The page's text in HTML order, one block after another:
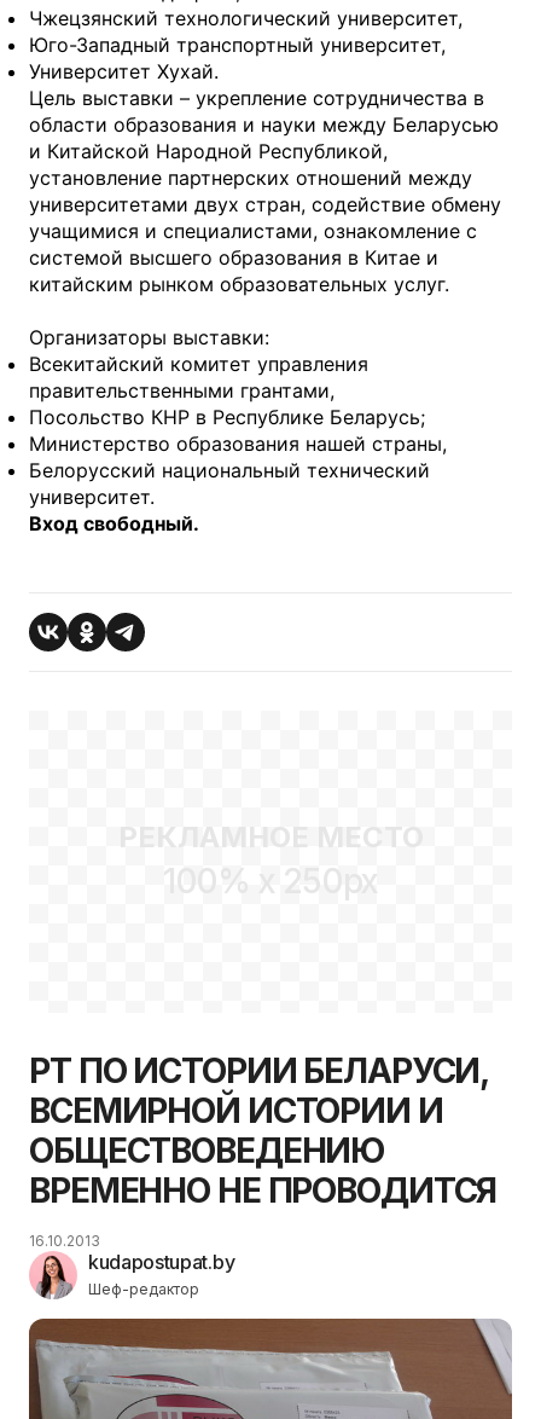
Чжецзянский технологический университет,
Юго-Западный транспортный университет,
Университет Хухай.
Цель выставки – укрепление сотрудничества в
области образования и науки между Беларусью
и Китайской Народной Республикой,
установление партнерских отношений между
университетами двух стран, содействие обмену
учащимися и специалистами, ознакомление с
системой высшего образования в Китае и
китайским рынком образовательных услуг.
Организаторы выставки:
Всекитайский комитет управления
правительственными грантами,
Посольство КНР в Республике Беларусь;
Министерство образования нашей страны,
Белорусский национальный технический
университет.
Вход свободный.
РЕКЛАМНОЕ МЕСТО
100% x 250px
РТ ПО ИСТОРИИ БЕЛАРУСИ,
ВСЕМИРНОЙ ИСТОРИИ И
ОБЩЕСТВОВЕДЕНИЮ
ВРЕМЕННО НЕ ПРОВОДИТСЯ
kudapostupat.by
Шеф-редактор
16.10.2013